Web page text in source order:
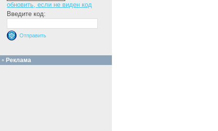
обновить, если не виден код
Введите код:
Реклама